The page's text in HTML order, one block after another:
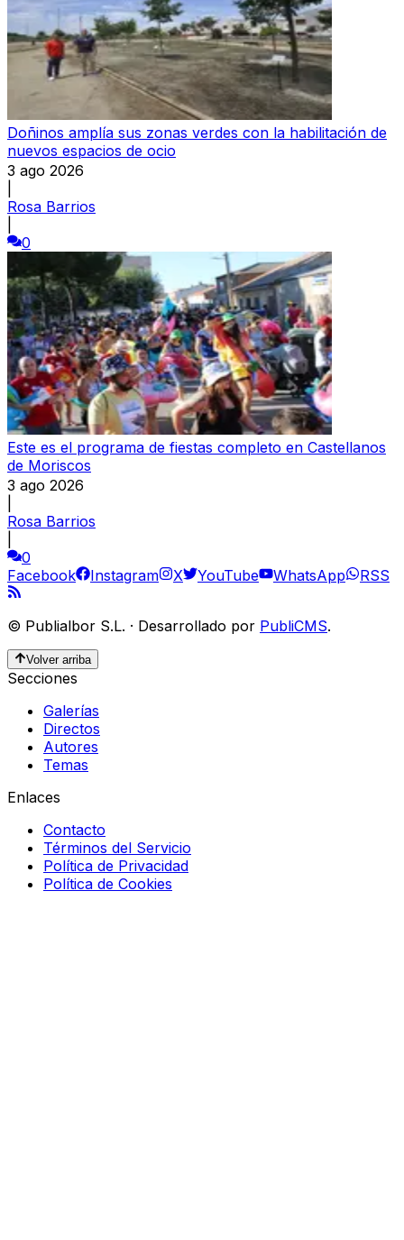
Doñinos amplía sus zonas verdes con la habilitación de
nuevos espacios de ocio
3 ago 2026
Rosa Barrios
0
Este es el programa de fiestas completo en Castellanos
de Moriscos
3 ago 2026
Rosa Barrios
0
Facebook
Instagram X YouTube WhatsApp RSS
© Publialbor S.L. · Desarrollado por PubliCMS.
Volver arriba
Secciones
Galerías
Directos
Autores
Temas
Enlaces
Contacto
Términos del Servicio
Política de Privacidad
Política de Cookies